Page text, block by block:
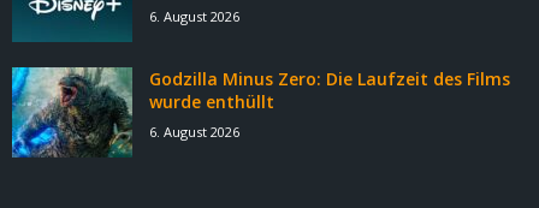
6. August 2026
Godzilla Minus Zero: Die Laufzeit des Films
wurde enthüllt
6. August 2026